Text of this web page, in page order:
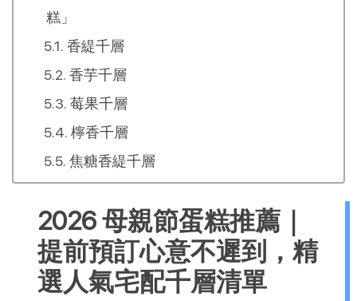
糕」
香緹千層
香芋千層
莓果千層
檸香千層
焦糖香緹千層
2026 母親節蛋糕推薦｜
提前預訂心意不遲到，精
選人氣宅配千層清單